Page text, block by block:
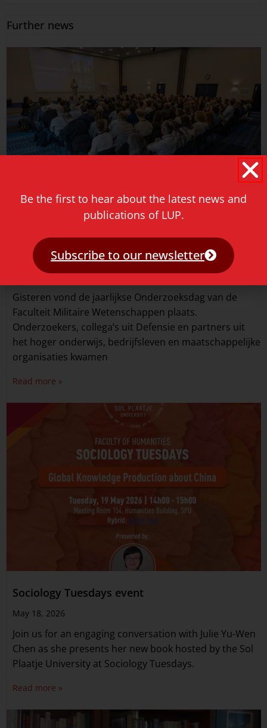
Further news
Onderzoeksdag Faculteit Militaire
Wetenschappen
June 2, 2026
Gisteren vond de jaarlijkse Onderzoeksdag van de
Faculteit Militaire Wetenschappen plaats.
Onderzoekers, collega’s uit Defensie en partners uit
het hoger onderwijs, bedrijfsleven en maatschappelijke
organisaties kwamen
Read more »
Sociology Tuesdays event
May 18, 2026
Join us for an engaging conversation with Julie Yu-Wen
Chen as she presents her new book hosted by the Sol
Plaatje University at Sociology Tuesdays.
Read more »
Be the first to hear about the latest news and
publications of LUP.
Subscribe to our newsletter